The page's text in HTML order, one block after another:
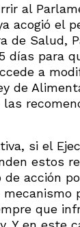
al
acogió el
de Salud,
días para
a
de
si el
estos
acción
mecanismo
que